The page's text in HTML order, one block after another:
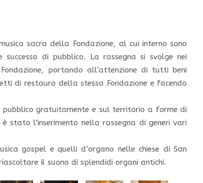
sacra della Fondazione, al cui interno sono
di pubblico. La rassegna si svolge nei
portando all’attenzione di tutti beni
di restauro della stessa Fondazione e facendo
gratuitamente e sul territorio a forme di
l’inserimento nella rassegna di generi vari
gospel e quelli d’organo nelle chiese di San
il suono di splendidi organi antichi.